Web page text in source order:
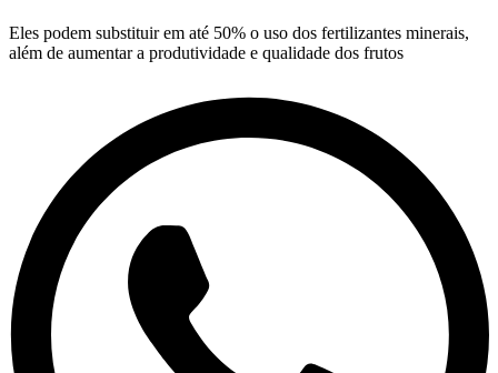
Eles podem substituir em até 50% o uso dos fertilizantes minerais,
além de aumentar a produtividade e qualidade dos frutos